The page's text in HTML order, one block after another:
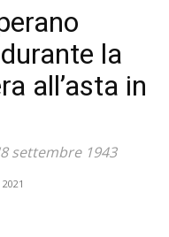
la
all’asta in
settembre 1943